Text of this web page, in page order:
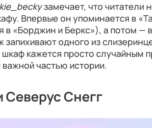
замечает, что читатели
Впервые он упоминается в
в «Борджин и Беркс»), а потом —
одного из
шкаф кажется просто случайным
частью истории.
Северус Снегг